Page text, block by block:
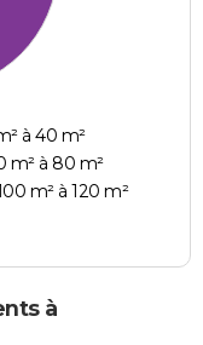
à 40 m²
m² à 80 m²
m² à 120 m²
à